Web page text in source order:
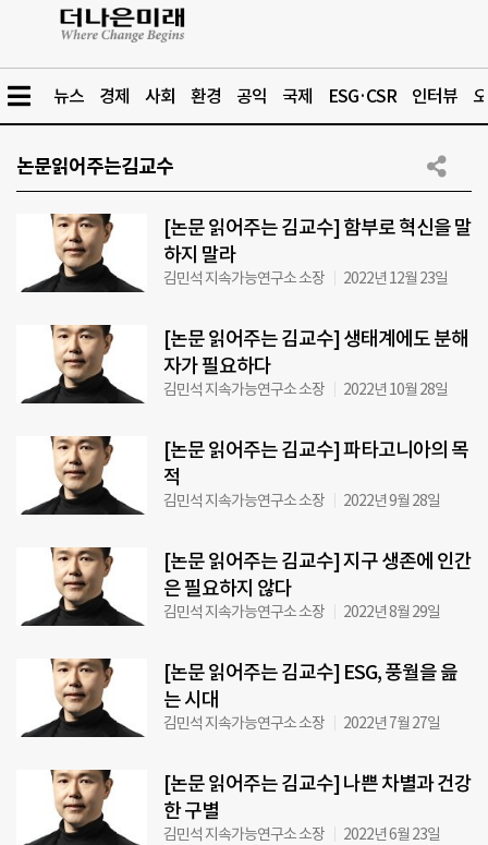
뉴스 경제 사회 환경 공익 국제 ESG·CSR 인터뷰
논문읽어주는김교수
[논문 읽어주는 김교수] 함부로 혁신을 말
하지 말라
김민석 지속가능연구소 소장 2022년 12월 23일
[논문 읽어주는 김교수] 생태계에도 분해
자가 필요하다
김민석 지속가능연구소 소장 2022년 10월 28일
[논문 읽어주는 김교수] 파타고니아의 목
적
김민석 지속가능연구소 소장 2022년 9월 28일
[논문 읽어주는 김교수] 지구 생존에 인간
은 필요하지 않다
김민석 지속가능연구소 소장 2022년 8월 29일
[논문 읽어주는 김교수] ESG, 풍월을 읊
는 시대
김민석 지속가능연구소 소장 2022년 7월 27일
[논문 읽어주는 김교수] 나쁜 차별과 건강
한 구별
김민석 지속가능연구소 소장 2022년 6월 23일